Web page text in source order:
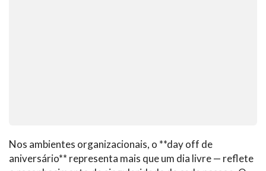
Nos ambientes organizacionais, o **day off de
aniversário** representa mais que um dia livre — reflete